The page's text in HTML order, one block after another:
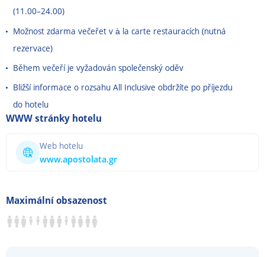
(11.00–24.00)
Možnost zdarma večeřet v à la carte restauracích (nutná
rezervace)
Během večeří je vyžadován společenský oděv
Bližší informace o rozsahu All Inclusive obdržíte po příjezdu
do hotelu
WWW stránky hotelu
Web hotelu
www.apostolata.gr
Maximální obsazenost